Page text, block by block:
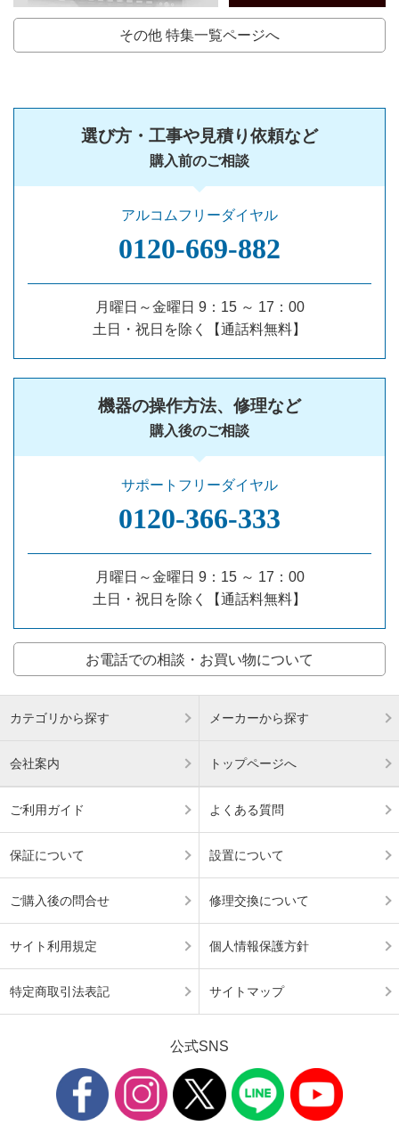
その他 特集一覧ページへ
選び方・工事や見積り依頼など
購入前のご相談
アルコムフリーダイヤル
0120‐669‐882
月曜日～金曜日 9：15 ～ 17：00
土日・祝日を除く【通話料無料】
機器の操作方法、修理など
購入後のご相談
サポートフリーダイヤル
0120‐366‐333
月曜日～金曜日 9：15 ～ 17：00
土日・祝日を除く【通話料無料】
お電話での相談・お買い物について
カテゴリから探す メーカーから探す
会社案内 トップページへ
ご利用ガイド よくある質問
保証について 設置について
ご購入後の問合せ 修理交換について
サイト利用規定 個人情報保護方針
特定商取引法表記 サイトマップ
公式SNS